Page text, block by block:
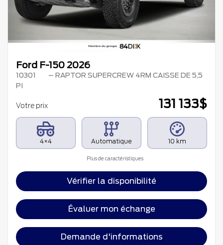
Ford F-150 2026
10301
– RAPTOR SUPERCREW 4RM CAISSE DE 5,5
PI
Votre prix 131 133$
4×4 Automatique 10 km
Plus de caractéristiques
Vérifier la disponibilité
Évaluer mon échange
Demande d'informations